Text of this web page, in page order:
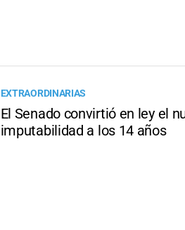
EXTRAORDINARIAS
El Senado convirtió en ley el
imputabilidad a los 14 años